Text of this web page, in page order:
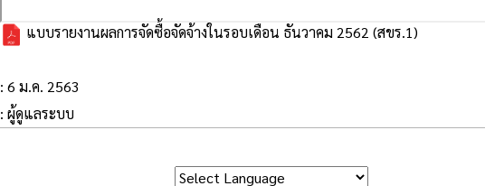
แบบรายงานผลการจัดซื้อจัดจ้างในรอบเดือน ธันวาคม 2562 (สขร.1)
: 6 ม.ค. 2563
: ผู้ดูแลระบบ